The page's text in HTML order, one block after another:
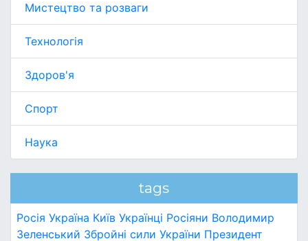
Мистецтво та розваги
Технологія
Здоров'я
Спорт
Наука
tags
Росія Україна Київ Українці Росіяни Володимир
Зеленський Збройні сили України Президент